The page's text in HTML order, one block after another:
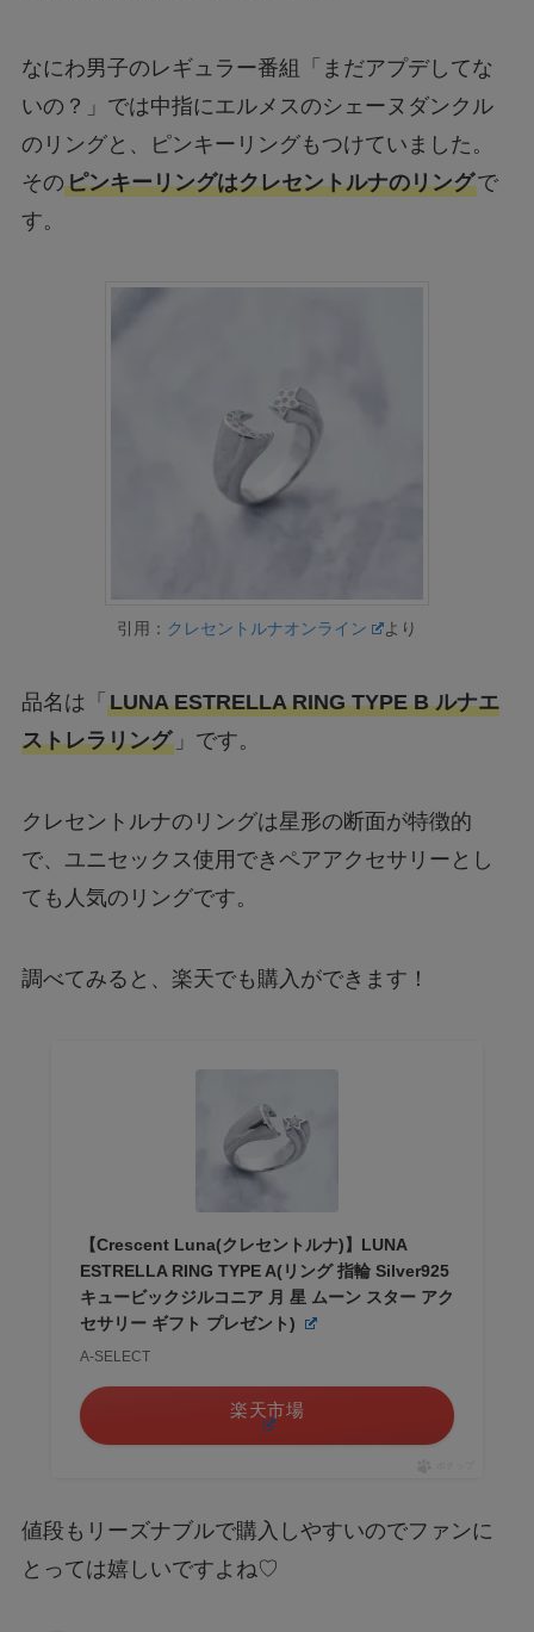
なにわ男子のレギュラー番組「まだアプデしてな
いの？」では中指にエルメスのシェーヌダンクル
のリングと、ピンキーリングもつけていました。
そのピンキーリングはクレセントルナのリングで
す。
引用： クレセントルナオンライン より
品名は「 LUNA ESTRELLA RING TYPE B ルナエ
ストレラリング」です。
クレセントルナのリングは星形の断面が特徴的
で、ユニセックス使用できペアアクセサリーとし
ても人気のリングです。
調べてみると、楽天でも購入ができます！
【Crescent Luna(クレセントルナ)】LUNA
ESTRELLA RING TYPE A(リング 指輪 Silver925
キュービックジルコニア 月 星 ムーン スター アク
セサリー ギフト プレゼント)
A-SELECT
楽天市場
値段もリーズナブルで購入しやすいのでファンに
とっては嬉しいですよね♡